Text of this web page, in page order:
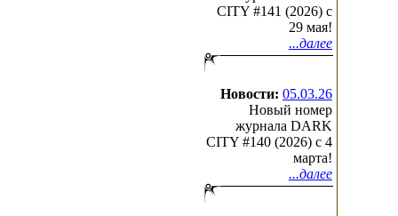
CITY #141 (2026) c
29 мая!
...далее
Новости: 05.03.26
Новый номер
журнала DARK
CITY #140 (2026) c 4
марта!
...далее